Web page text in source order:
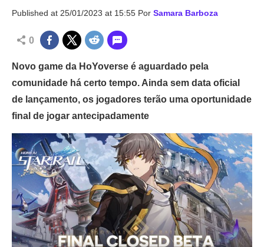
Published at 25/01/2023 at 15:55 Por Samara Barboza
0
Novo game da HoYoverse é aguardado pela
comunidade há certo tempo. Ainda sem data oficial
de lançamento, os jogadores terão uma oportunidade
final de jogar antecipadamente